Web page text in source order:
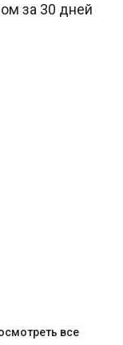
за 30 дней
все